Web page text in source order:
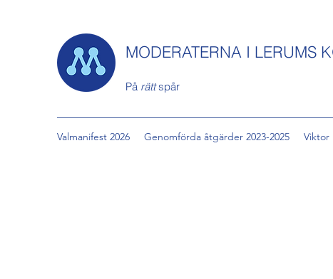
MODERATERNA I LERUMS
På rättspår
Valmanifest 2026 Genomförda åtgärder 2023-2025 Viktor